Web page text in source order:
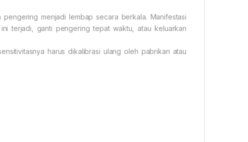
menjadi lembap secara berkala. Manifestasi
terjadi, ganti pengering tepat waktu, atau keluarkan
harus dikalibrasi ulang oleh pabrikan atau